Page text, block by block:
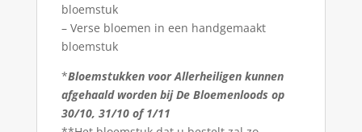
bloemstuk
– Verse bloemen in een handgemaakt
bloemstuk
*Bloemstukken voor Allerheiligen kunnen
afgehaald worden bij De Bloemenloods op
30/10, 31/10 of 1/11